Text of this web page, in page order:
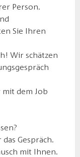
Person.
Sie Ihren
Wir schätzen
mit dem Job
Gespräch.
mit Ihnen.